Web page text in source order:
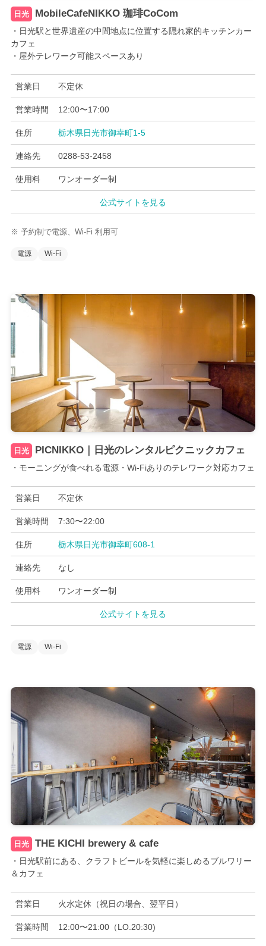
日光 MobileCafeNIKKO 珈琲CoCom
・日光駅と世界遺産の中間地点に位置する隠れ家的キッチンカー
カフェ
・屋外テレワーク可能スペースあり
営業日 不定休
営業時間 12:00〜17:00
住所 栃木県日光市御幸町1-5
連絡先 0288-53-2458
使用料 ワンオーダー制
公式サイトを見る
※ 予約制で電源、Wi-Fi 利用可
電源 Wi-Fi
日光 PICNIKKO｜日光のレンタルピクニックカフェ
・モーニングが食べれる電源・Wi-Fiありのテレワーク対応カフェ
営業日 不定休
営業時間 7:30〜22:00
住所 栃木県日光市御幸町608-1
連絡先 なし
使用料 ワンオーダー制
公式サイトを見る
電源 Wi-Fi
日光 THE KICHI brewery & cafe
・日光駅前にある、クラフトビールを気軽に楽しめるブルワリー
＆カフェ
営業日 火水定休（祝日の場合、翌平日）
営業時間 12:00〜21:00（LO.20:30)